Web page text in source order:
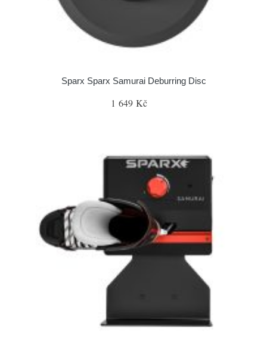
Sparx Sparx Samurai Deburring Disc
1 649 Kč